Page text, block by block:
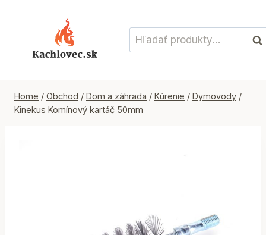
Hľadať:
Home / Obchod / Dom a záhrada / Kúrenie / Dymovody /
Kinekus Komínový kartáč 50mm